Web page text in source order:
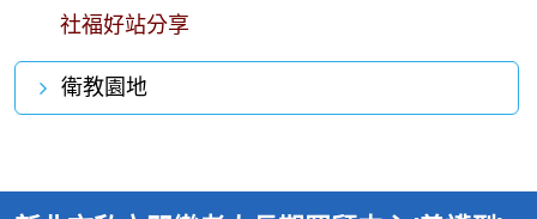
社福好站分享
衛教園地